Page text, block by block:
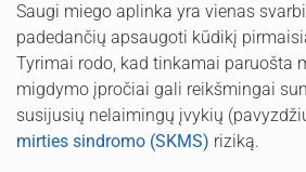
Saugi miego aplinka yra vienas
padedančių apsaugoti kūdikį
Tyrimai rodo, kad tinkamai paruošta
migdymo įpročiai gali reikšmingai
susijusių nelaimingų įvykių
mirties sindromo (SKMS) riziką.